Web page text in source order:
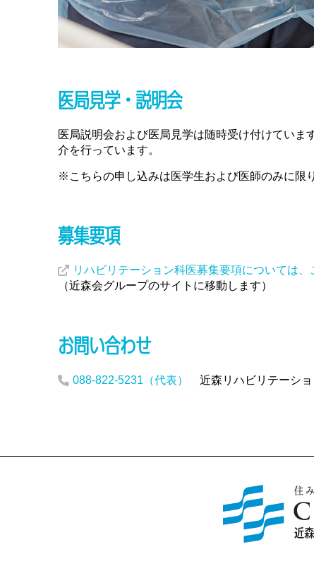
医局見学・説明会
医局説明会および医局見学は随時受け付けてい
介を行っています。
こちらの申し込みは医学生および医師のみに限
募集要項
リハビリテーション科医募集要項については、
（近森会グループのサイトに移動します）
お問い合わせ
088-822-5231（代表） 近森リハビリテーショ